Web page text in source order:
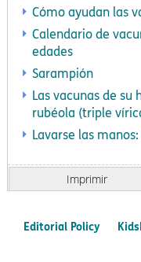
Cómo ayudan las
Calendario de
edades
Sarampión
Las vacunas de su
rubéola (triple
Lavarse las
Imprimir
Editorial Policy